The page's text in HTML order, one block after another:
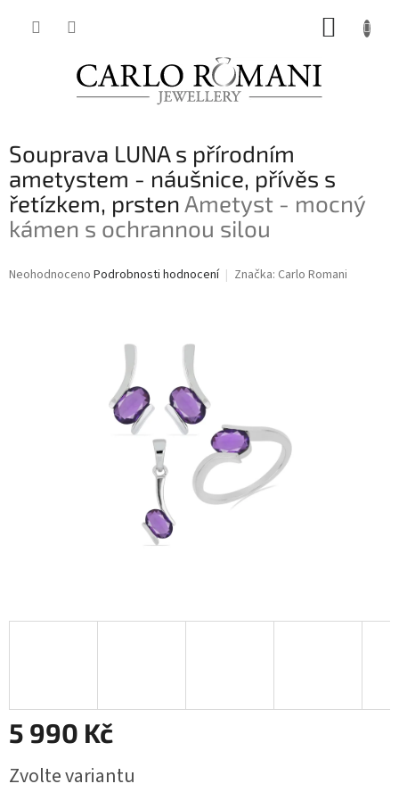
Souprava LUNA s přírodním
ametystem - náušnice, přívěs s
řetízkem, prstenAmetyst - mocný
kámen s ochrannou silou
Průměrné
Neohodnoceno Podrobnosti hodnocení Značka: Carlo Romani
5 990 Kč
cena:
Zvolte variantu